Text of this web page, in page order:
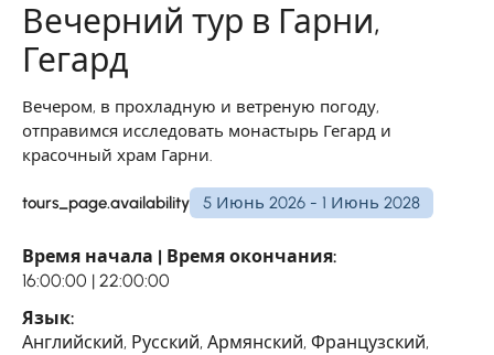
Вечерний тур в Гарни,
Гегард
Вечером, в прохладную и ветреную погоду,
отправимся исследовать монастырь Гегард и
красочный храм Гарни.
tours_page.availability 5 Июнь 2026 - 1 Июнь 2028
Время начала | Время окончания:
16:00:00 | 22:00:00
Язык:
Английский, Русский, Армянский, Французский,